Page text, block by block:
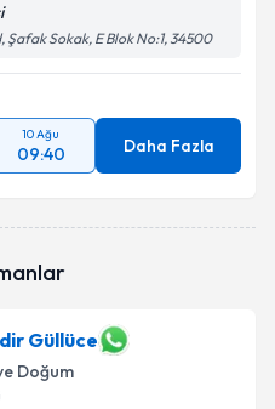
Şafak Sokak, E Blok No:1, 34500
10 Ağu
09:40 Daha Fazla
Güllüce
Doğum